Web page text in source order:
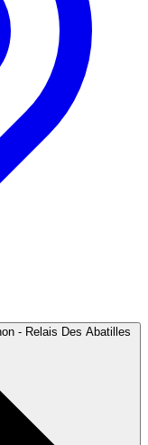
- Relais Des Abatilles